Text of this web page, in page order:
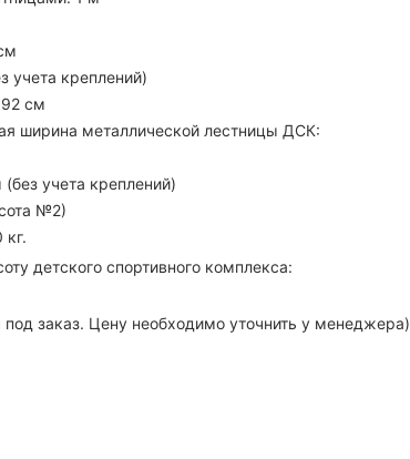
учета креплений)
см
ширина металлической лестницы ДСК:
учета креплений)
№2)
детского спортивного комплекса:
заказ. Цену необходимо уточнить у менеджера)